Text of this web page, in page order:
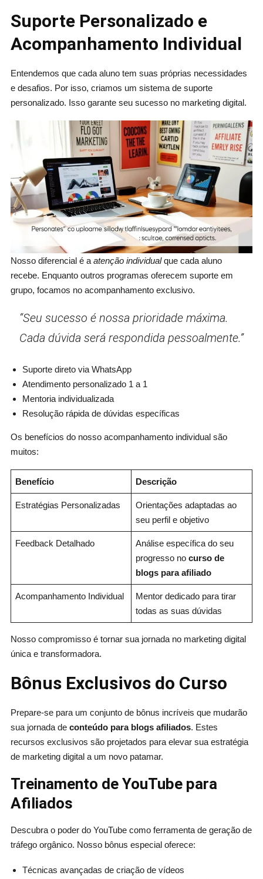
Suporte Personalizado e
Acompanhamento Individual
Entendemos que cada aluno tem suas próprias necessidades
e desafios. Por isso, criamos um sistema de suporte
personalizado. Isso garante seu sucesso no marketing digital.
Nosso diferencial é aatenção individualque cada aluno
recebe. Enquanto outros programas oferecem suporte em
grupo, focamos no acompanhamento exclusivo.
“Seu sucesso é nossa prioridade máxima.
Cada dúvida será respondida pessoalmente.”
Suporte direto via WhatsApp
Atendimento personalizado 1 a 1
Mentoria individualizada
Resolução rápida de dúvidas específicas
Os benefícios do nosso acompanhamento individual são
muitos:
Benefício Descrição
Estratégias Personalizadas
Orientações adaptadas ao
seu perfil e objetivo
Feedback Detalhado
Análise específica do seu
progresso nocurso de
blogs para afiliado
Acompanhamento Individual
Mentor dedicado para tirar
todas as suas dúvidas
Nosso compromisso é tornar sua jornada no marketing digital
única e transformadora.
Bônus Exclusivos do Curso
Prepare-se para um conjunto de bônus incríveis que mudarão
sua jornada de conteúdo para blogs afiliados. Estes
recursos exclusivos são projetados para elevar sua estratégia
de marketing digital a um novo patamar.
Treinamento de YouTube para
Afiliados
Descubra o poder do YouTube como ferramenta de geração de
tráfego orgânico. Nosso bônus especial oferece:
Técnicas avançadas de criação de vídeos